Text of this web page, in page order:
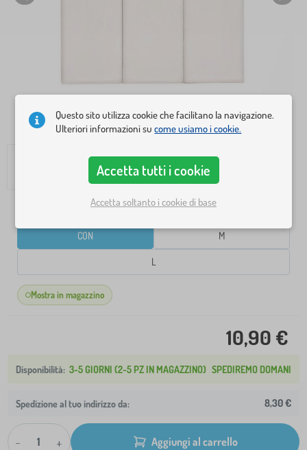
CON M
L
Mostra in magazzino
10,90 €
3-5 GIORNI (2-5 PZ IN MAGAZZINO) SPEDIREMO DOMANI
Spedizione al tuo indirizzo da: 8,30 €
- + Aggiungi al carrello
Questo sito utilizza cookie che facilitano la navigazione.
Ulteriori informazioni sucome usiamo i cookie.
Accetta tutti i cookie
Accetta soltanto i cookie di base